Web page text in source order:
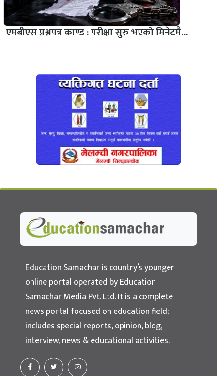
एमबीएस प्रश्नपत्र काण्ड : परीक्षा सुरु भएको मिनेटमै…
Education Samachar
Nepal's No.1 Educational News Portal
Education Samachar is country’s younger
online portal operated by Education
Samachar Media Pvt. Ltd. It is a complete
news portal focused on education field;
includes special reports, opinion, blog,
interview, news & educational activities.